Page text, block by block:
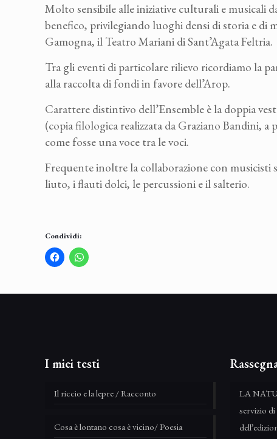
Molto sensibile alle iniziative culturali e musicali
benefico, privilegiando luoghi densi di storia e di
Gamogna, il Teatro Mariani di Sant’Agata Feltria.
Tra gli eventi di particolare rilievo ricordiamo la
alla raccolta di fondi in favore dell’Arop.
Carattere distintivo dell’Ensemble è la doppia
(copia filologica realizzata da Graziano Bandini,
come fosse una voce tra le voci.
Frequente inoltre la collaborazione con musicisti
liuto, i flauti dolci, le percussioni e il salterio.
Condividi:
I miei testi
Il riccio e la lepre / Racconto
Cosa è lontano cosa è vicino/ Poesia
LA
servizio